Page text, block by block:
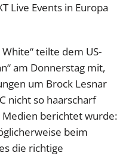
Live Events in Europa
teilte dem US-
am Donnerstag mit,
um Brock Lesnar
nicht so haarscharf
berichtet wurde:
beim
die richtige